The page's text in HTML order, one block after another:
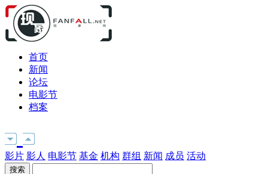
首页
新闻
论坛
电影节
档案
影片 影人 电影节 基金 机构 群组 新闻 成员 活动